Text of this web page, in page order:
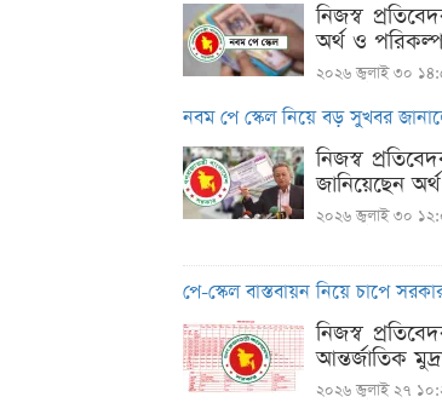
নিজস্ব
অর্থ ও
২০২৬ জুলাই ৩০
নবম পে স্কেল নিয়ে বড় সুখবর
নিজস্ব
জানিয়েছেন
২০২৬ জুলাই ৩০
পে-স্কেল বাস্তবায়ন নিয়ে চাপে
নিজস্ব
আন্তর্জাতিক
২০২৬ জুলাই ২৭